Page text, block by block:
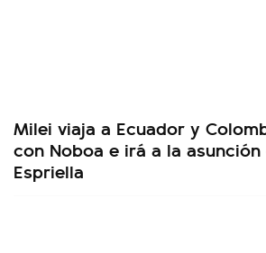
Milei viaja a Ecuador y
con Noboa e irá a la asunción
Espriella